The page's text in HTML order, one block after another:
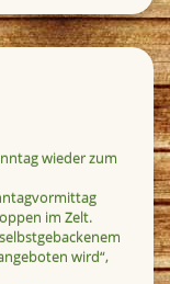
wieder zum
im Zelt.
wird“,